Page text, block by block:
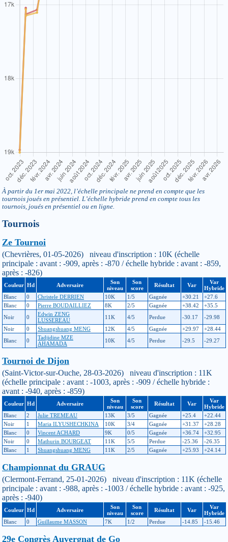
À partir du 1er mai 2022, l’échelle principale ne prend en compte que les
tournois joués en présentiel. L’échelle hybride prend en compte tous les
tournois, joués en présentiel ou en ligne.
Tournois
Ze Tournoi
(Chevrières, 01-05-2026) niveau d'inscription : 10K (échelle
principale : avant : -909, après : -870 / échelle hybride : avant : -859,
après : -826)
Couleur Hd Adversaire
Son
niveau
Son
score
Résultat Var
Var
Hybride
Blanc
0 Christele DERRIEN 10K 1/5 Gagnée +30.21
+27.6
Blanc
0 Pierre BOUDAILLIEZ 8K 2/5 Gagnée +38.42
+35.5
Noir
0
Edwin ZENG
LUSSEREAU
11K 4/5 Perdue -30.17
-29.98
Noir
0 Shuangshuang MENG 12K 4/5 Gagnée +29.97
+28.44
Blanc
0
Tadjidine MZE
AHAMADA
10K 4/5 Perdue -29.5 -29.27
Tournoi de Dijon
(Saint-Victor-sur-Ouche, 28-03-2026) niveau d'inscription : 11K
(échelle principale : avant : -1003, après : -909 / échelle hybride :
avant : -940, après : -859)
Couleur Hd Adversaire
Son
niveau
Son
score
Résultat Var
Var
Hybride
Blanc
2 Julie TREMEAU 13K 3/5 Gagnée +25.4
+22.44
Noir
1 Maria ILYUSHECHKINA 10K 3/4 Gagnée +31.37
+28.28
Blanc
0 Vincent ACHARD 9K 0/5 Gagnée +36.74
+32.95
Noir
0 Mathurin BOURGEAT 11K 5/5 Perdue -25.36
-26.35
Blanc
1 Shuangshuang MENG 11K 2/5 Gagnée +25.93 +24.14
Championnat du GRAUG
(Clermont-Ferrand, 25-01-2026) niveau d'inscription : 11K (échelle
principale : avant : -988, après : -1003 / échelle hybride : avant : -925,
après : -940)
Couleur Hd Adversaire
Son
niveau
Son
score
Résultat Var
Var
Hybride
Blanc
0 Guillaume MASSON 7K 1/2 Perdue -14.85 -15.46
29e Congrès Auvergnat de Go